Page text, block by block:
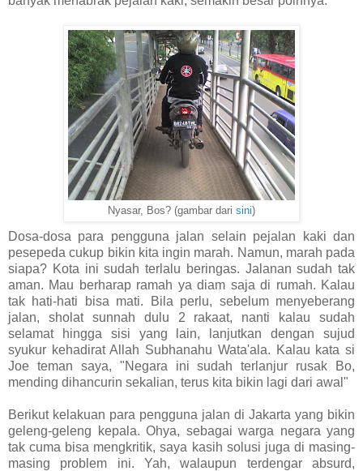
Nyasar, Bos? (gambar dari sini)
Dosa-dosa para pengguna jalan selain pejalan kaki dan
pesepeda cukup bikin kita ingin marah. Namun, marah pada
siapa? Kota ini sudah terlalu beringas. Jalanan sudah tak
aman. Mau berharap ramah ya diam saja di rumah. Kalau
tak hati-hati bisa mati. Bila perlu, sebelum menyeberang
jalan, sholat sunnah dulu 2 rakaat, nanti kalau sudah
selamat hingga sisi yang lain, lanjutkan dengan sujud
syukur kehadirat Allah Subhanahu Wata'ala. Kalau kata si
Joe teman saya, "Negara ini sudah terlanjur rusak Bo,
mending dihancurin sekalian, terus kita bikin lagi dari awal"
Berikut kelakuan para pengguna jalan di Jakarta yang bikin
geleng-geleng kepala. Ohya, sebagai warga negara yang
tak cuma bisa mengkritik, saya kasih solusi juga di masing-
masing problem ini. Yah, walaupun terdengar absurd,